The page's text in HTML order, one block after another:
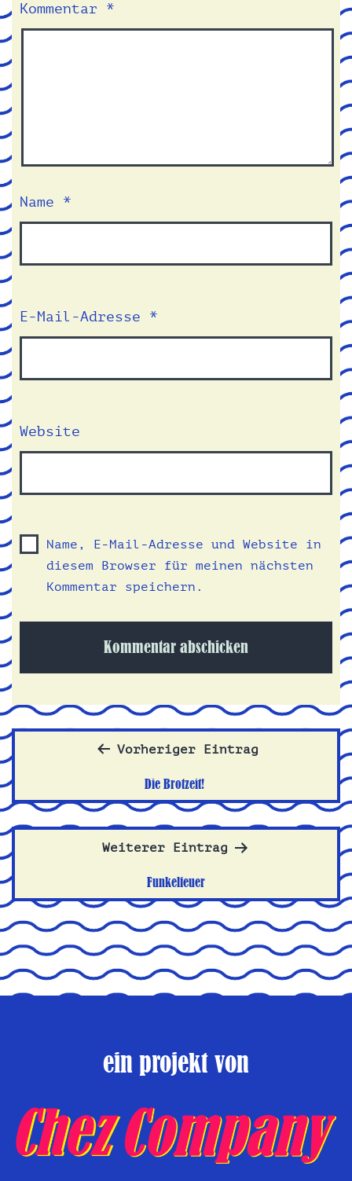
Kommentar *
Name *
E-Mail-Adresse *
Website
Name, E-Mail-Adresse und Website in
diesem Browser für meinen nächsten
Kommentar speichern.
Beitragsnavigation
Vorheriger Eintrag
Die Brotzeit!
Weiterer Eintrag
Funkelfeuer
ein projekt von